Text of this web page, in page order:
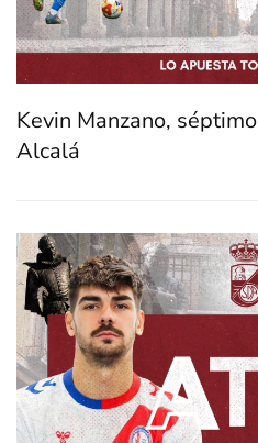
Kevin Manzano,
Alcalá